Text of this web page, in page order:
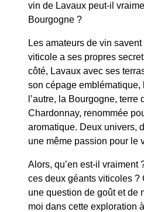
vin de Lavaux peut-il
Bourgogne ?
Les amateurs de vin
viticole a ses propres
côté, Lavaux avec ses
son cépage emblématique,
l’autre, la Bourgogne, terre
Chardonnay, renommée
aromatique. Deux univers,
une même passion pour le
Alors, qu’en est-il vraiment
ces deux géants viticoles ?
une question de goût et de
moi dans cette exploration